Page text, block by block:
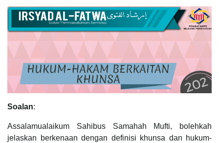
Soalan:
Assalamualaikum Sahibus Samahah Mufti, bolehkah
jelaskan berkenaan dengan definisi khunsa dan hukum-